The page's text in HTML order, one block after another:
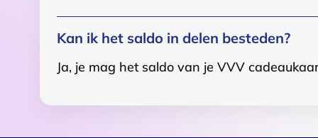
Kan ik het saldo in delen besteden?
Ja, je mag het saldo van je VVV